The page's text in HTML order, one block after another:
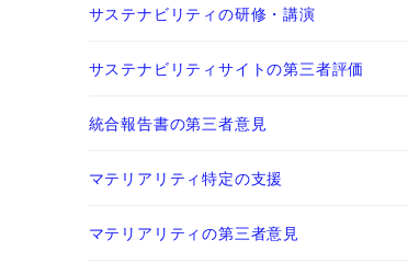
サステナビリティの研修・講演
サステナビリティサイトの第三者評価
統合報告書の第三者意見
マテリアリティ特定の支援
マテリアリティの第三者意見